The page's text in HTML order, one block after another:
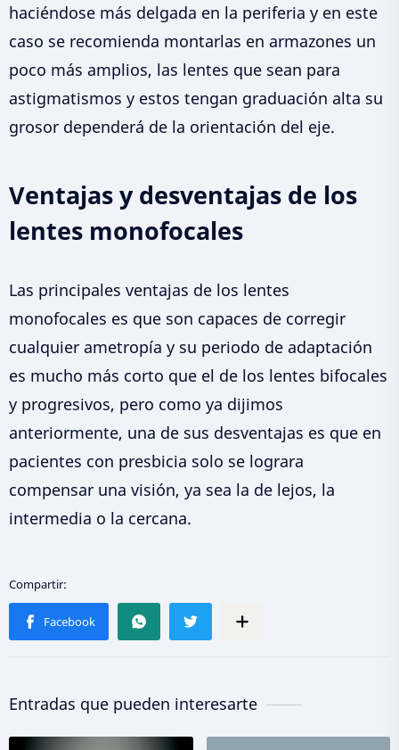
haciéndose más delgada en la periferia y en este
caso se recomienda montarlas en armazones un
poco más amplios, las lentes que sean para
astigmatismos y estos tengan graduación alta su
grosor dependerá de la orientación del eje.
Ventajas y desventajas de los
lentes monofocales
Las principales ventajas de los lentes
monofocales es que son capaces de corregir
cualquier ametropía y su periodo de adaptación
es mucho más corto que el de los lentes bifocales
y progresivos, pero como ya dijimos
anteriormente, una de sus desventajas es que en
pacientes con presbicia solo se lograra
compensar una visión, ya sea la de lejos, la
intermedia o la cercana.
Entradas que pueden interesarte